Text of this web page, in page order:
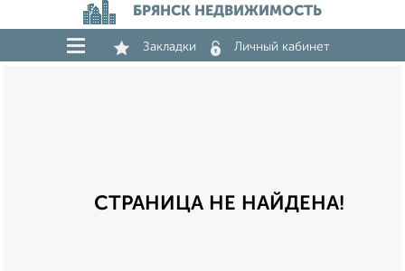
БРЯНСК НЕДВИЖИМОСТЬ
Закладки Личный кабинет
СТРАНИЦА НЕ НАЙДЕНА!